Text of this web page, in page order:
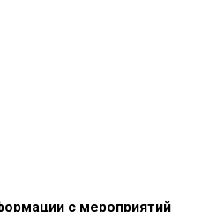
с мероприятий